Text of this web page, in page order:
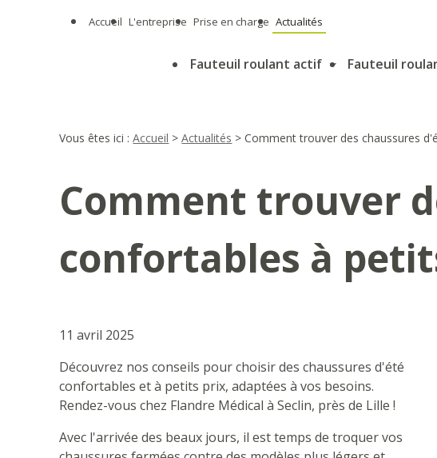
Accueil L'entreprise Prise en charge Actualités
Fauteuil roulant actif Fauteuil
Vous êtes ici : Accueil >Actualités > Comment trouver des chaussures
Comment trouver
confortables à
11 avril 2025
Découvrez nos conseils pour choisir des chaussures d'été
confortables et à petits prix, adaptées à vos besoins.
Rendez-vous chez Flandre Médical à Seclin, près de Lille !
Avec l'arrivée des beaux jours, il est temps de troquer vos